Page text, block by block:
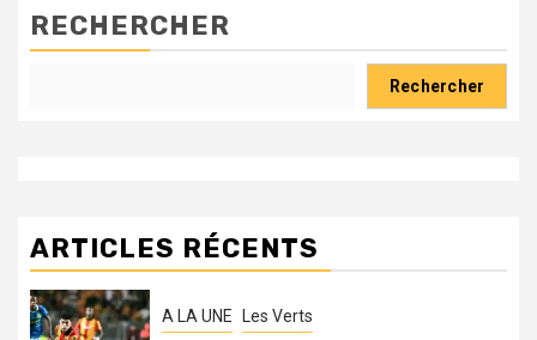
RECHERCHER
Rechercher
ARTICLES RÉCENTS
A LA UNE Les Verts